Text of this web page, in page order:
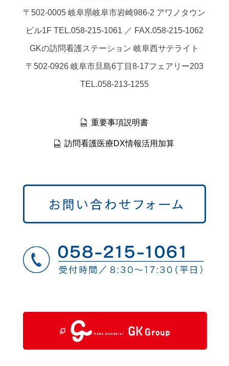
〒502-0005 岐阜県岐阜市岩崎986-2 アワノタウン
ビル1F TEL.058-215-1061 ／ FAX.058-215-1062
GKの訪問看護ステーション 岐阜西サテライト
〒502-0926 岐阜市旦島6丁目8-17フェアリー203
TEL.058-213-1255
重要事項説明書
訪問看護医療DX情報活用加算